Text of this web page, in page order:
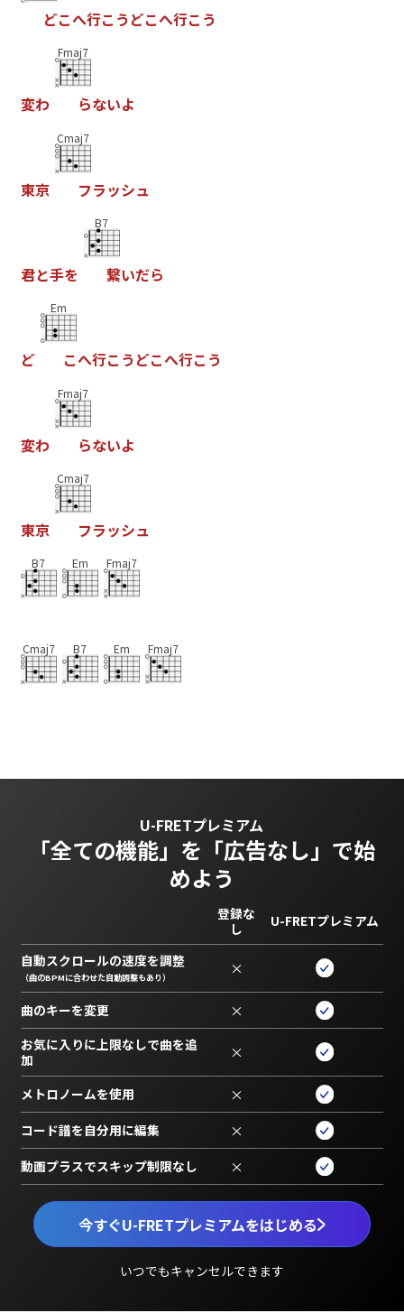
どこへ行こ う どこへ行こ う
変わ
Fmaj7
らないよ
東京
Cmaj7
フラッシュ
君と手を
B7
繋いだら
ど
Em
こへ行こ う どこへ行こ う
変わ
Fmaj7
らないよ
東京
Cmaj7
フラッシュ
B7 Em Fmaj7
Cmaj7 B7 Em Fmaj7
U-FRETプレミアム
「全ての機能」を 「広告なし」で始
めよう
今すぐU-FRETプレミアムをはじめる
いつでもキャンセルできます
登録な
し
U-FRETプレミアム
自動スクロールの速度を調整
（曲のBPMに合わせた自動調整もあり） ×
曲のキーを変更 ×
お気に入りに上限なしで曲を追
加
×
メトロノームを使用 ×
コード譜を自分用に編集 ×
動画プラスでスキップ制限なし ×